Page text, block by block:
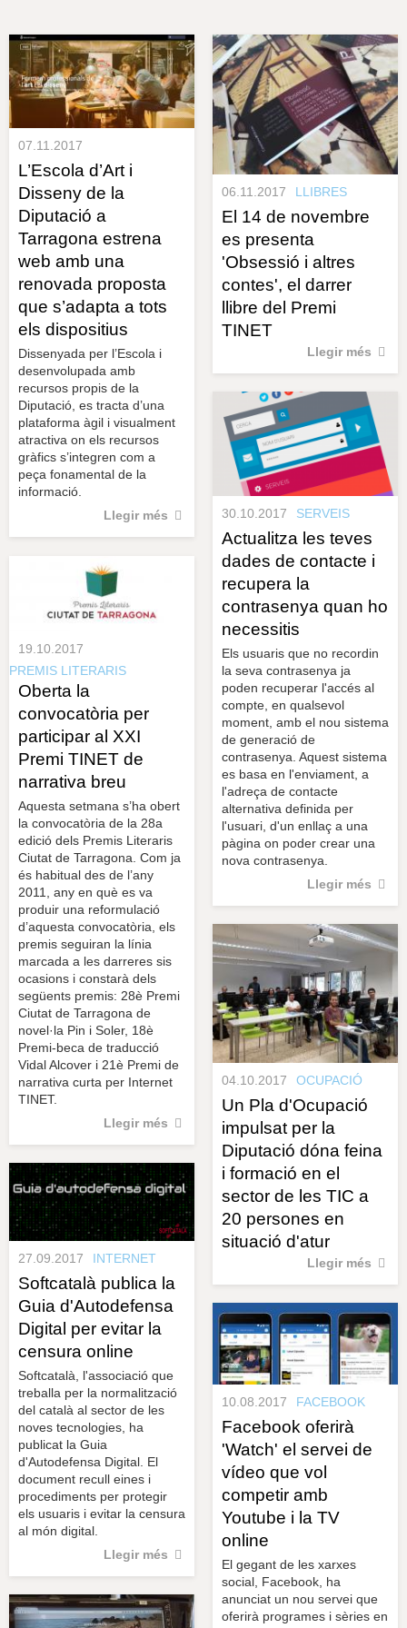
u
l
e
s
c
l
a
07.11.2017
L’Escola d’Art i
Disseny de la
Diputació a
Tarragona estrena
web amb una
renovada proposta
que s’adapta a tots
els dispositius
Dissenyada per l’Escola i
desenvolupada amb
recursos propis de la
Diputació, es tracta d’una
plataforma àgil i visualment
atractiva on els recursos
gràfics s’integren com a
peça fonamental de la
informació.
Llegir més
06.11.2017 LLIBRES
El 14 de novembre
es presenta
'Obsessió i altres
contes', el darrer
llibre del Premi
TINET
Llegir més
30.10.2017 SERVEIS
Actualitza les teves
dades de contacte i
recupera la
contrasenya quan ho
necessitis
Els usuaris que no recordin
la seva contrasenya ja
poden recuperar l'accés al
compte, en qualsevol
moment, amb el nou sistema
de generació de
contrasenya. Aquest sistema
es basa en l'enviament, a
l'adreça de contacte
alternativa definida per
l'usuari, d'un enllaç a una
pàgina on poder crear una
nova contrasenya.
Llegir més
19.10.2017
PREMIS LITERARIS
Oberta la
convocatòria per
participar al XXI
Premi TINET de
narrativa breu
Aquesta setmana s’ha obert
la convocatòria de la 28a
edició dels Premis Literaris
Ciutat de Tarragona. Com ja
és habitual des de l’any
2011, any en què es va
produir una reformulació
d’aquesta convocatòria, els
premis seguiran la línia
marcada a les darreres sis
ocasions i constarà dels
següents premis: 28è Premi
Ciutat de Tarragona de
novel·la Pin i Soler, 18è
Premi-beca de traducció
Vidal Alcover i 21è Premi de
narrativa curta per Internet
TINET.
Llegir més
04.10.2017 OCUPACIÓ
Un Pla d'Ocupació
impulsat per la
Diputació dóna feina
i formació en el
sector de les TIC a
20 persones en
situació d'atur
Llegir més
27.09.2017 INTERNET
Softcatalà publica la
Guia d'Autodefensa
Digital per evitar la
censura online
Softcatalà, l'associació que
treballa per la normalització
del català al sector de les
noves tecnologies, ha
publicat la Guia
d'Autodefensa Digital. El
document recull eines i
procediments per protegir
els usuaris i evitar la censura
al món digital.
Llegir més
10.08.2017 FACEBOOK
Facebook oferirà
'Watch' el servei de
vídeo que vol
competir amb
Youtube i la TV
online
El gegant de les xarxes
social, Facebook, ha
anunciat un nou servei que
oferirà programes i sèries en